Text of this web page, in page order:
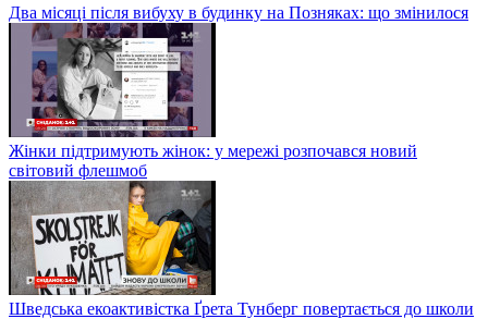
Два місяці після вибуху в будинку на Позняках: що змінилося
Жінки підтримують жінок: у мережі розпочався новий
світовий флешмоб
Шведська екоактивістка Ґрета Тунберг повертається до школи